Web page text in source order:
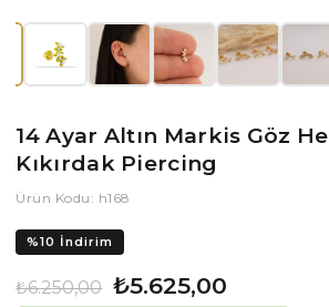
14 Ayar Altın Markis Göz
Kıkırdak Piercing
Ürün Kodu: h168
%10 İndirim
₺6.250,00 ₺5.625,00